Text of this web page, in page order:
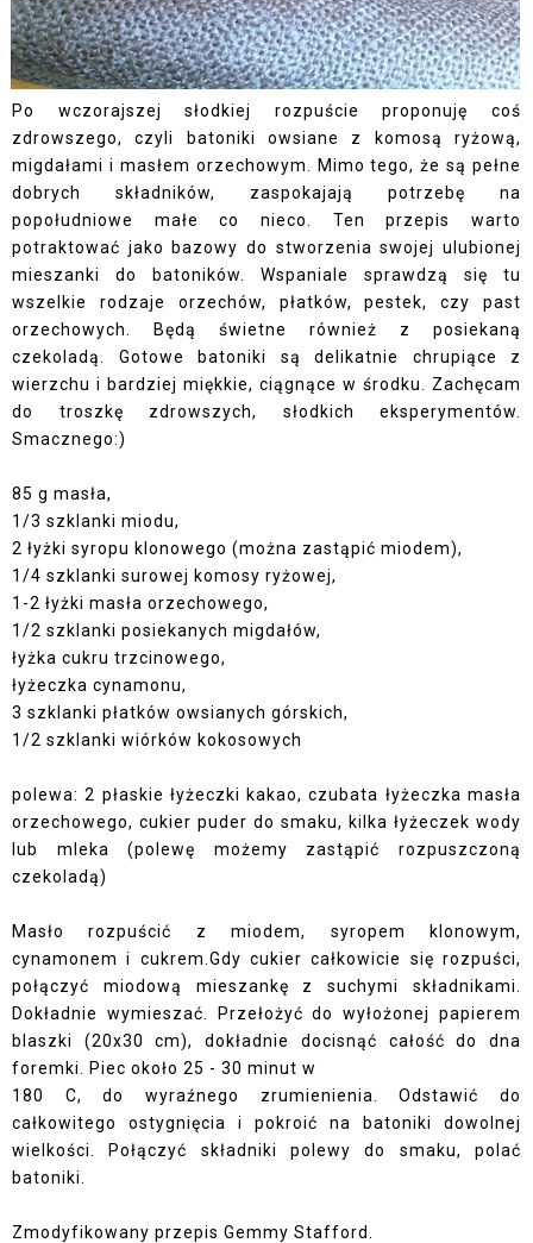
Po wczorajszej słodkiej rozpuście proponuję coś
zdrowszego, czyli batoniki owsiane z komosą ryżową,
migdałami i masłem orzechowym. Mimo tego, że są pełne
dobrych składników, zaspokajają potrzebę na
popołudniowe małe co nieco. Ten przepis warto
potraktować jako bazowy do stworzenia swojej ulubionej
mieszanki do batoników. Wspaniale sprawdzą się tu
wszelkie rodzaje orzechów, płatków, pestek, czy past
orzechowych. Będą świetne również z posiekaną
czekoladą. Gotowe batoniki są delikatnie chrupiące z
wierzchu i bardziej miękkie, ciągnące w środku. Zachęcam
do troszkę zdrowszych, słodkich eksperymentów.
Smacznego:)
85 g masła,
1/3 szklanki miodu,
2 łyżki syropu klonowego (można zastąpić miodem),
1/4 szklanki surowej komosy ryżowej,
1-2 łyżki masła orzechowego,
1/2 szklanki posiekanych migdałów,
łyżka cukru trzcinowego,
łyżeczka cynamonu,
3 szklanki płatków owsianych górskich,
1/2 szklanki wiórków kokosowych
polewa: 2 płaskie łyżeczki kakao, czubata łyżeczka masła
orzechowego, cukier puder do smaku, kilka łyżeczek wody
lub mleka (polewę możemy zastąpić rozpuszczoną
czekoladą)
Masło rozpuścić z miodem, syropem klonowym,
cynamonem i cukrem.Gdy cukier całkowicie się rozpuści,
połączyć miodową mieszankę z suchymi składnikami.
Dokładnie wymieszać. Przełożyć do wyłożonej papierem
blaszki (20x30 cm), dokładnie docisnąć całość do dna
foremki. Piec około 25 - 30 minut w
180 C, do wyraźnego zrumienienia. Odstawić do
całkowitego ostygnięcia i pokroić na batoniki dowolnej
wielkości. Połączyć składniki polewy do smaku, polać
batoniki.
Zmodyfikowany przepis Gemmy Stafford.